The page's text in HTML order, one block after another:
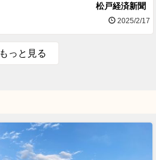
松戸経済新聞
2025/2/17
もっと見る